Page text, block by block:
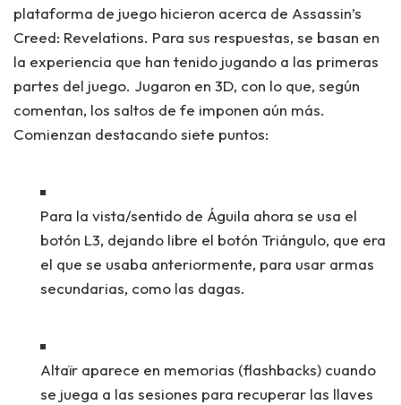
plataforma de juego hicieron acerca de Assassin’s
Creed: Revelations. Para sus respuestas, se basan en
la experiencia que han tenido jugando a las primeras
partes del juego. Jugaron en 3D, con lo que, según
comentan, los saltos de fe imponen aún más.
Comienzan destacando siete puntos:
Para la vista/sentido de Águila ahora se usa el
botón L3, dejando libre el botón Triángulo, que era
el que se usaba anteriormente, para usar armas
secundarias, como las dagas.
Altaïr aparece en memorias (flashbacks) cuando
se juega a las sesiones para recuperar las llaves